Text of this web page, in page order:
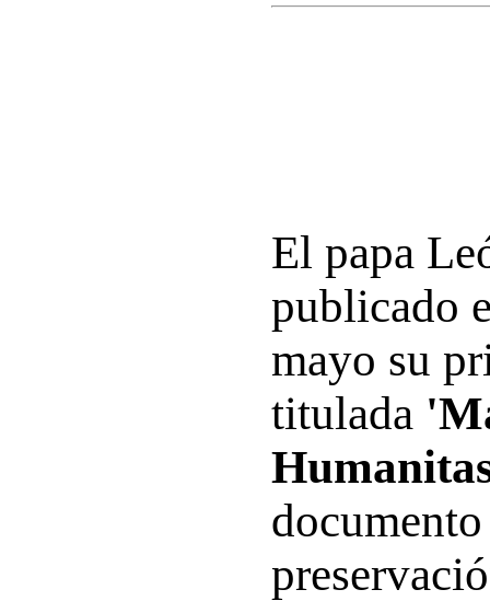
El papa
publicado
mayo su
titulada